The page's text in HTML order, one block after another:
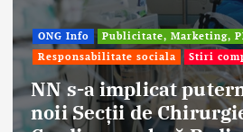
Afaceri & Economie
Publicitate,
Stiri companii
Eternal Beauty,